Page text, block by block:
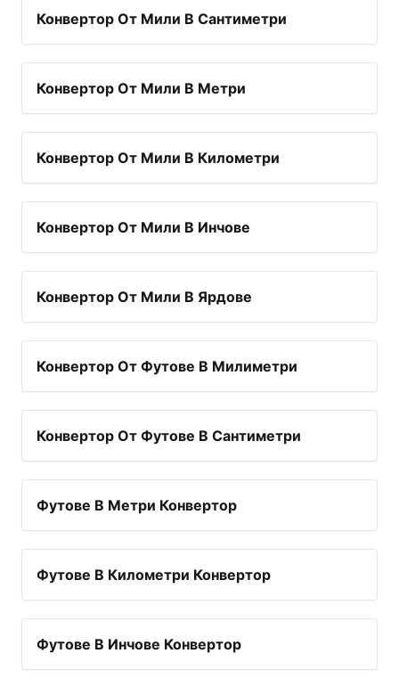
Конвертор От Мили В Сантиметри
Конвертор От Мили В Метри
Конвертор От Мили В Километри
Конвертор От Мили В Инчове
Конвертор От Мили В Ярдове
Конвертор От Футове В Милиметри
Конвертор От Футове В Сантиметри
Футове В Метри Конвертор
Футове В Километри Конвертор
Футове В Инчове Конвертор